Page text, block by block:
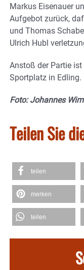
Markus Eisenauer
Aufgebot zurück,
und Thomas
Ulrich Hubl
Anstoß der Partie
Sportplatz in Edling.
Foto: Johannes
Teilen Sie
teilen
merken
teilen